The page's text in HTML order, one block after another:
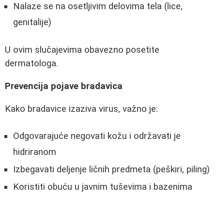
Nalaze se na osetljivim delovima tela (lice,
genitalije)
U ovim slučajevima obavezno posetite
dermatologa.
Prevencija pojave bradavica
Kako bradavice izaziva virus, važno je:
Odgovarajuće negovati kožu i održavati je
hidriranom
Izbegavati deljenje ličnih predmeta (peškiri, piling)
Koristiti obuću u javnim tuševima i bazenima